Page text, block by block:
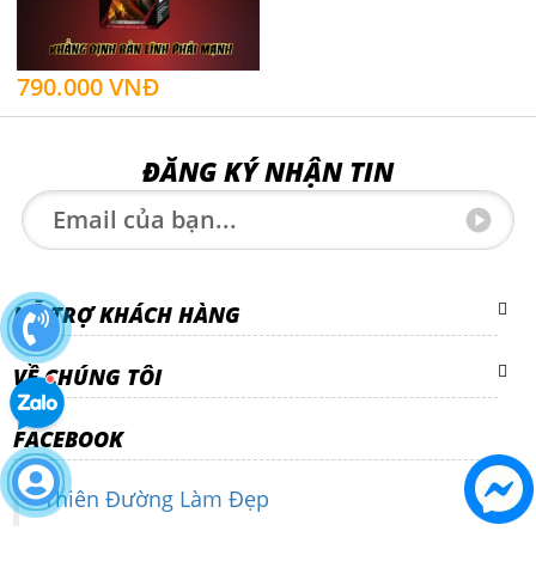
790.000 VNĐ
ĐĂNG KÝ NHẬN TIN
HỖ TRỢ KHÁCH HÀNG
VỀ CHÚNG TÔI
FACEBOOK
Thiên Đường Làm Đẹp